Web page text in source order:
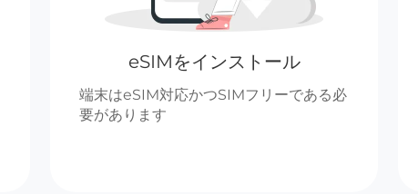
eSIMをインストール
端末はeSIM対応かつSIMフリーである必
要があります